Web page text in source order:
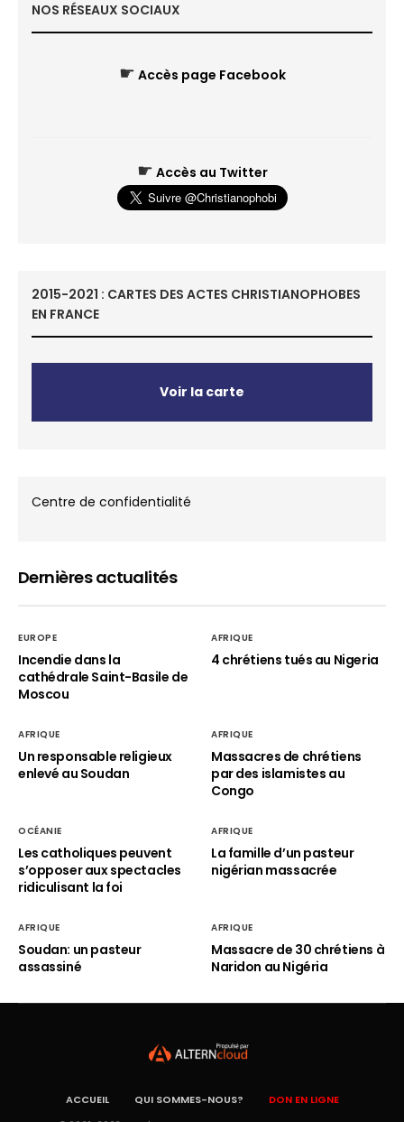
NOS RÉSEAUX SOCIAUX
☛ Accès page Facebook
☛ Accès au Twitter
2015-2021 : CARTES DES ACTES CHRISTIANOPHOBES
EN FRANCE
Voir la carte
Centre de confidentialité
Dernières actualités
EUROPE
Incendie dans la
cathédrale Saint-Basile de
Moscou
AFRIQUE
4 chrétiens tués au Nigeria
AFRIQUE
Un responsable religieux
enlevé au Soudan
AFRIQUE
Massacres de chrétiens
par des islamistes au
Congo
OCÉANIE
Les catholiques peuvent
s’opposer aux spectacles
ridiculisant la foi
AFRIQUE
La famille d’un pasteur
nigérian massacrée
AFRIQUE
Soudan: un pasteur
assassiné
AFRIQUE
Massacre de 30 chrétiens à
Naridon au Nigéria
ACCUEIL QUI SOMMES-NOUS? DON EN LIGNE